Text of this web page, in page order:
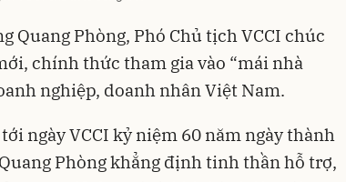
Quang Phòng, Phó Chủ tịch VCCI chúc
chính thức tham gia vào “mái nhà
nghiệp, doanh nhân Việt Nam.
ngày VCCI kỷ niệm 60 năm ngày thành
Phòng khẳng định tinh thần hỗ trợ,